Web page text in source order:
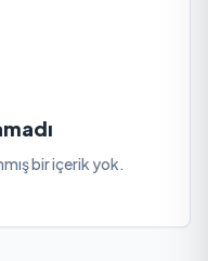
bir içerik yok.